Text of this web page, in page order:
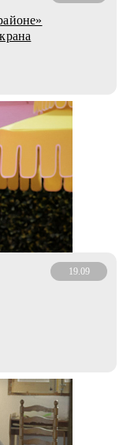
19.09